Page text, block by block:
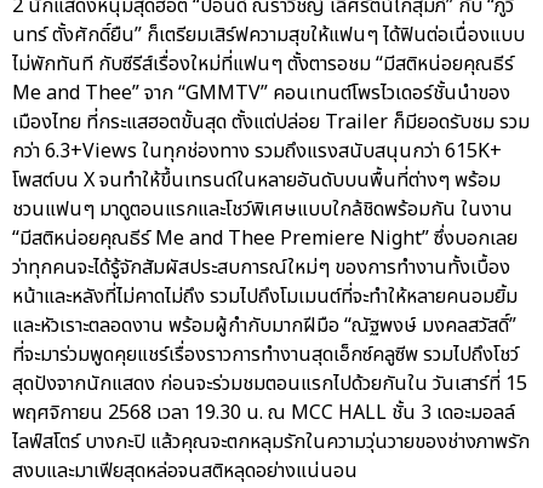
2 นักแสดงหนุ่มสุดฮอต “ปอนด์ ณราวิชญ์ เลิศรัตน์โกสุมภ์” กับ “ภูวิ
นทร์ ตั้งศักดิ์ยืน” ก็เตรียมเสิร์ฟความสุขให้แฟนๆ ได้ฟินต่อเนื่องแบบ
ไม่พักทันที กับซีรีส์เรื่องใหม่ที่แฟนๆ ตั้งตารอชม “มีสติหน่อยคุณธีร์
Me and Thee” จาก “GMMTV” คอนเทนต์โพรไวเดอร์ชั้นนำของ
เมืองไทย ที่กระแสฮอตขั้นสุด ตั้งแต่ปล่อย Trailer ก็มียอดรับชม รวม
กว่า 6.3+Views ในทุกช่องทาง รวมถึงแรงสนับสนุนกว่า 615K+
โพสต์บน X จนทำให้ขึ้นเทรนด์ในหลายอันดับบนพื้นที่ต่างๆ พร้อม
ชวนแฟนๆ มาดูตอนแรกและโชว์พิเศษแบบใกล้ชิดพร้อมกัน ในงาน
“มีสติหน่อยคุณธีร์ Me and Thee Premiere Night” ซึ่งบอกเลย
ว่าทุกคนจะได้รู้จักสัมผัสประสบการณ์ใหม่ๆ ของการทำงานทั้งเบื้อง
หน้าและหลังที่ไม่คาดไม่ถึง รวมไปถึงโมเมนต์ที่จะทำให้หลายคนอมยิ้ม
และหัวเราะตลอดงาน พร้อมผู้กำกับมากฝีมือ “ณัฐพงษ์ มงคลสวัสดิ์”
ที่จะมาร่วมพูดคุยแชร์เรื่องราวการทำงานสุดเอ็กซ์คลูซีพ รวมไปถึงโชว์
สุดปังจากนักแสดง ก่อนจะร่วมชมตอนแรกไปด้วยกันใน วันเสาร์ที่ 15
พฤศจิกายน 2568 เวลา 19.30 น. ณ MCC HALL ชั้น 3 เดอะมอลล์
ไลฟ์สโตร์ บางกะปิ แล้วคุณจะตกหลุมรักในความวุ่นวายของช่างภาพรัก
สงบและมาเฟียสุดหล่อจนสติหลุดอย่างแน่นอน